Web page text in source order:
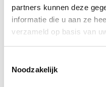
partners kunnen deze
informatie die u aan ze
verzameld op basis van
Noodzakelijk
PUUR Hot